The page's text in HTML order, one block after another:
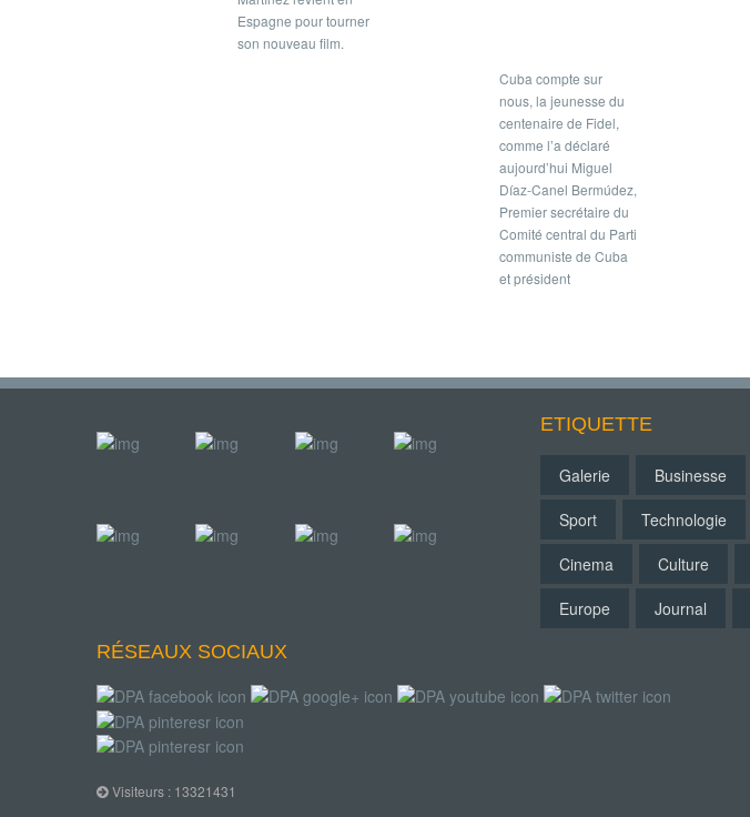
Espagne pour tourner
son nouveau film.
Cuba compte sur
nous, la jeunesse du
centenaire de Fidel,
comme l’a déclaré
aujourd’hui Miguel
Díaz-Canel Bermúdez,
Premier secrétaire du
Comité central du Parti
communiste de Cuba
et président
ETIQUETTE
Galerie Businesse
Sport
Technologie
Cinema
Culture
Europe
Journal
RÉSEAUX SOCIAUX
Visiteurs : 13321431